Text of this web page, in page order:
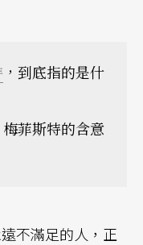
，到底指的是什
菲斯特的含意
不滿足的人，正